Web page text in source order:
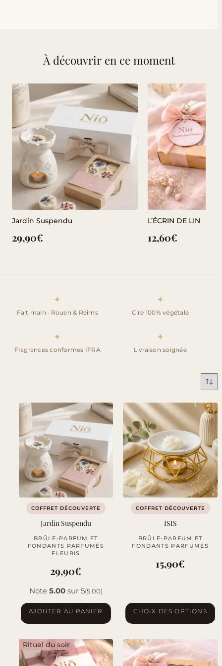
À découvrir en ce moment
Jardin Suspendu
29,90€
L’ÉCRIN DE LIN
12,60€
✦
Fait main · Rouen & Reims
✦
Cire 100% végétale
✦
Fragrances conformes IFRA
✦
Livraison soignée
COFFRET DÉCOUVERTE
Jardin Suspendu
BRÛLE-PARFUM ET
FONDANTS PARFUMÉS
FLEURIS
29,90€
Note 5.00sur 5(5.00)
AJOUTER AU PANIER
COFFRET DÉCOUVERTE
ISIS
BRÛLE-PARFUM ET
FONDANTS PARFUMÉS
15,90€
CHOIX DES OPTIONS
Ce
plusieurs
variations.
Rituel du soir